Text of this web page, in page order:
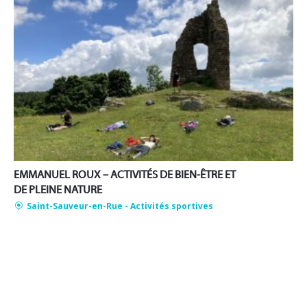
EMMANUEL ROUX – ACTIVITÉS DE BIEN-ÊTRE ET
DE PLEINE NATURE
Saint-Sauveur-en-Rue - Activités sportives